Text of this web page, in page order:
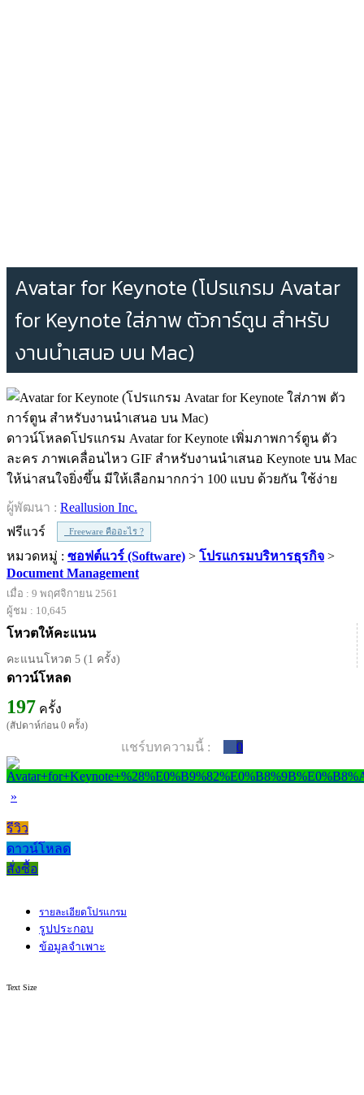
Avatar for Keynote (โปรแกรม Avatar
for Keynote ใส่ภาพ ตัวการ์ตูน สำหรับ
งานนำเสนอ บน Mac)
ดาวน์โหลดโปรแกรม Avatar for Keynote เพิ่มภาพการ์ตูน ตัว
ละคร ภาพเคลื่อนไหว GIF สำหรับงานนำเสนอ Keynote บน Mac
ให้น่าสนใจยิ่งขึ้น มีให้เลือกมากกว่า 100 แบบ ด้วยกัน ใช้ง่าย
ผู้พัฒนา : Reallusion Inc.
ฟรีแวร์
Freeware คืออะไร ?
หมวดหมู่ : ซอฟต์แวร์ (Software) > โปรแกรมบริหารธุรกิจ >
Document Management
เมื่อ : 9 พฤศจิกายน 2561
ผู้ชม : 10,645
โหวตให้คะแนน
คะแนนโหวต 5 (1 ครั้ง)
ดาวน์โหลด
197 ครั้ง
(สัปดาห์ก่อน 0 ครั้ง)
แชร์บทความนี้ : 0
»
รีวิว
ดาวน์โหลด
สั่งซื้อ
รายละเอียดโปรแกรม
รูปประกอบ
ข้อมูลจำเพาะ
Text Size